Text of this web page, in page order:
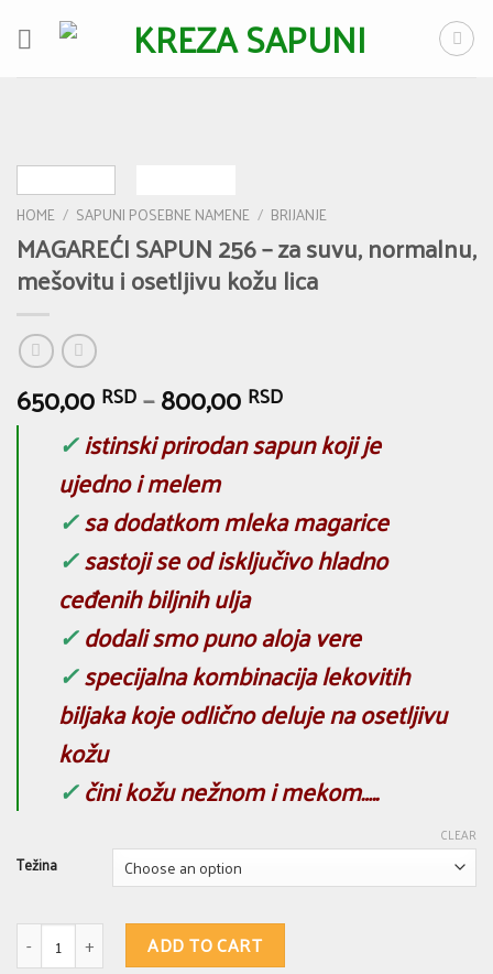
HOME / SAPUNI POSEBNE NAMENE / BRIJANJE
MAGAREĆI SAPUN 256 – za suvu, normalnu,
mešovitu i osetljivu kožu lica
650,00 RSD–800,00 RSD
✓istinski prirodan sapun koji je
ujedno i melem
✓sa dodatkom mleka magarice
✓sastoji se od isključivo hladno
ceđenih biljnih ulja
✓dodali smo puno aloja vere
✓specijalna kombinacija lekovitih
biljaka koje odlično deluje na osetljivu
kožu
✓čini kožu nežnom i mekom…..
Težina
CLEAR
MAGAREĆI SAPUN 256 - za suvu, normalnu, mešovitu i osetljivu kožu
ADD TO CART